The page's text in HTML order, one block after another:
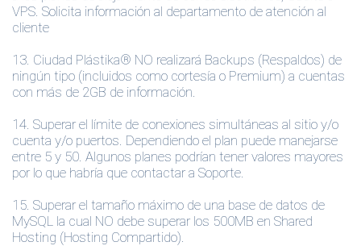
VPS. Solicita información al departamento de atención al
cliente
13. Ciudad Plástika® NO realizará Backups (Respaldos) de
ningún tipo (incluidos como cortesía o Premium) a cuentas
con más de 2GB de información.
14. Superar el límite de conexiones simultáneas al sitio y/o
cuenta y/o puertos. Dependiendo el plan puede manejarse
entre 5 y 50. Algunos planes podrían tener valores mayores
por lo que habría que contactar a Soporte.
15. Superar el tamaño máximo de una base de datos de
MySQL la cual NO debe superar los 500MB en Shared
Hosting (Hosting Compartido).